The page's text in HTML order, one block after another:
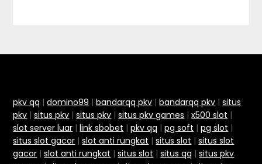
pkv qq |domino99 |bandarqq pkv |bandarqq pkv |situs
pkv |situs pkv |situs pkv |situs pkv games |x500 slot |
slot server luar |link sbobet |pkv qq |pg soft |pg slot |
situs slot gacor |slot anti rungkat |situs slot |situs slot
gacor |slot anti rungkat |situs slot |situs qq |situs pkv